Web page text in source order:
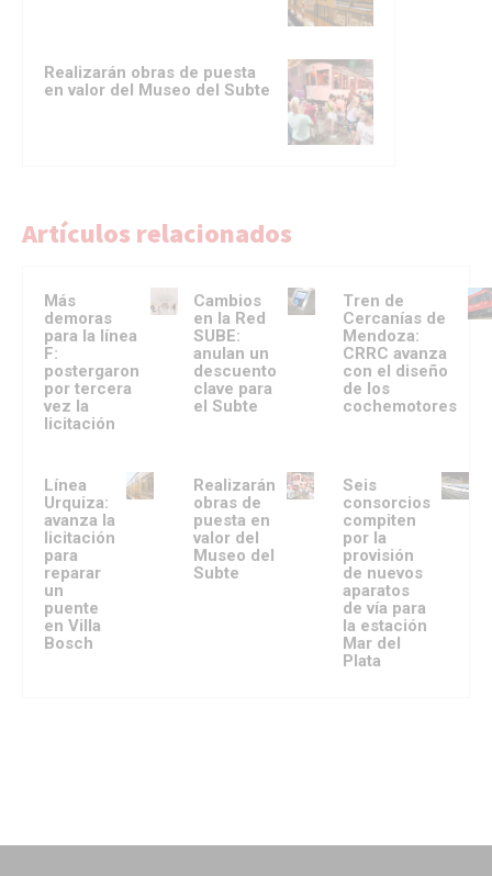
Realizarán obras de puesta
en valor del Museo del Subte
Artículos relacionados
Más
demoras
para la línea
F:
postergaron
por tercera
vez la
licitación
Cambios
en la Red
SUBE:
anulan un
descuento
clave para
el Subte
Tren de
Cercanías de
Mendoza:
CRRC avanza
con el diseño
de los
cochemotores
Línea
Urquiza:
avanza la
licitación
para
reparar
un
puente
en Villa
Bosch
Realizarán
obras de
puesta en
valor del
Museo del
Subte
Seis
consorcios
compiten
por la
provisión
de nuevos
aparatos
de vía para
la estación
Mar del
Plata